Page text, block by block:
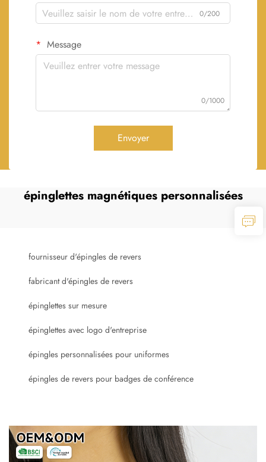
0/200
Message
0/1000
Envoyer
épinglettes magnétiques personnalisées
fournisseur d'épingles de revers
fabricant d'épingles de revers
épinglettes sur mesure
épinglettes avec logo d'entreprise
épingles personnalisées pour uniformes
épingles de revers pour badges de conférence